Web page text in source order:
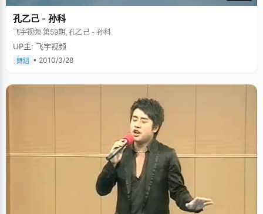
孔乙己 - 孙科
飞宇视频 第59期, 孔乙己 - 孙科
UP主: 飞宇视频
舞蹈 • 2010/3/28